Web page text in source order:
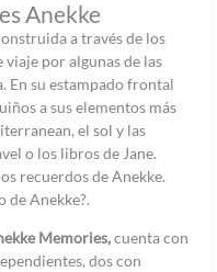
Anekke
a través de los
por algunas de las
En su estampado frontal
a sus elementos más
el sol y las
o los libros de Jane.
recuerdos de Anekke.
de Anekke?.
Memories,cuenta con
dos con